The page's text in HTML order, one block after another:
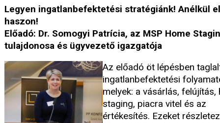
Legyen ingatlanbefektetési stratégiánk! Anélkül
haszon!
Előadó: Dr. Somogyi Patrícia, az MSP Home
tulajdonosa és ügyvezető igazgatója
Az előadó öt lépésben
ingatlanbefektetési
melyek: a vásárlás, felújítás,
staging, piacra vitel és az
értékesítés. Ezeket